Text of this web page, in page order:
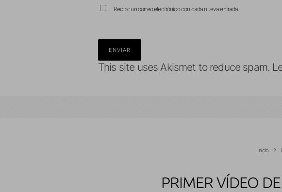
Recibir un correo electrónico con cada nueva entrada.
This site uses Akismet to reduce spam.
Inicio
PRIMER VÍDEO